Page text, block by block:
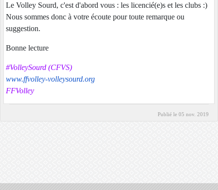
Le Volley Sourd, c'est d'abord vous : les licencié(e)s et les clubs :)
Nous sommes donc à votre écoute pour toute remarque ou
suggestion.
Bonne lecture
#VolleySourd (CFVS)
www.ffvolley-volleysourd.org
FFVolley
Publié le 05 nov. 2019